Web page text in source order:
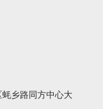
乡路同方中心大